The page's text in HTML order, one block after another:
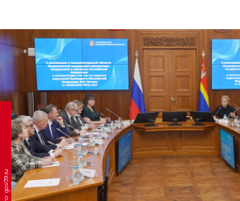
Фото: gov39.ru